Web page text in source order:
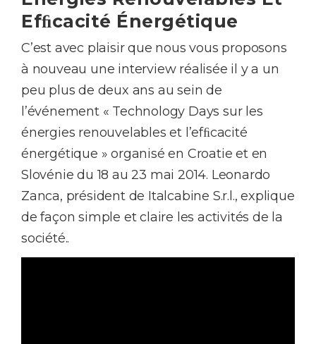
Efﬁcacité Énergétique
C’est avec plaisir que nous vous proposons
à nouveau une interview réalisée il y a un
peu plus de deux ans au sein de
l’événement « Technology Days sur les
énergies renouvelables et l’efﬁcacité
énergétique » organisé en Croatie et en
Slovénie du 18 au 23 mai 2014. Leonardo
Zanca, président de Italcabine S.r.l., explique
de façon simple et claire les activités de la
société..